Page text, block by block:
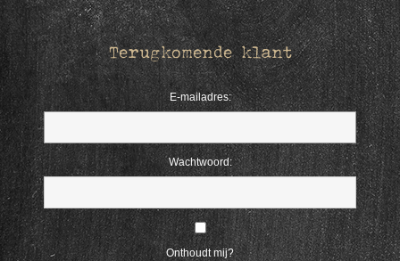
Terugkomende klant
E-mailadres:
Wachtwoord:
Onthoudt mij?